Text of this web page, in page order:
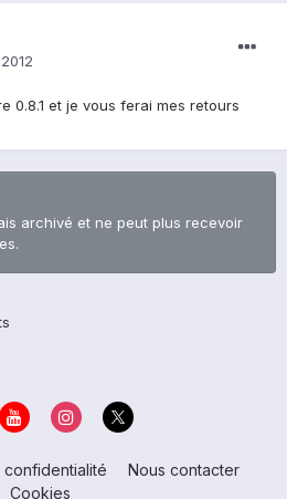
0.8.1 et je vous ferai mes retours
archivé et ne peut plus recevoir
Nous contacter
Cookies